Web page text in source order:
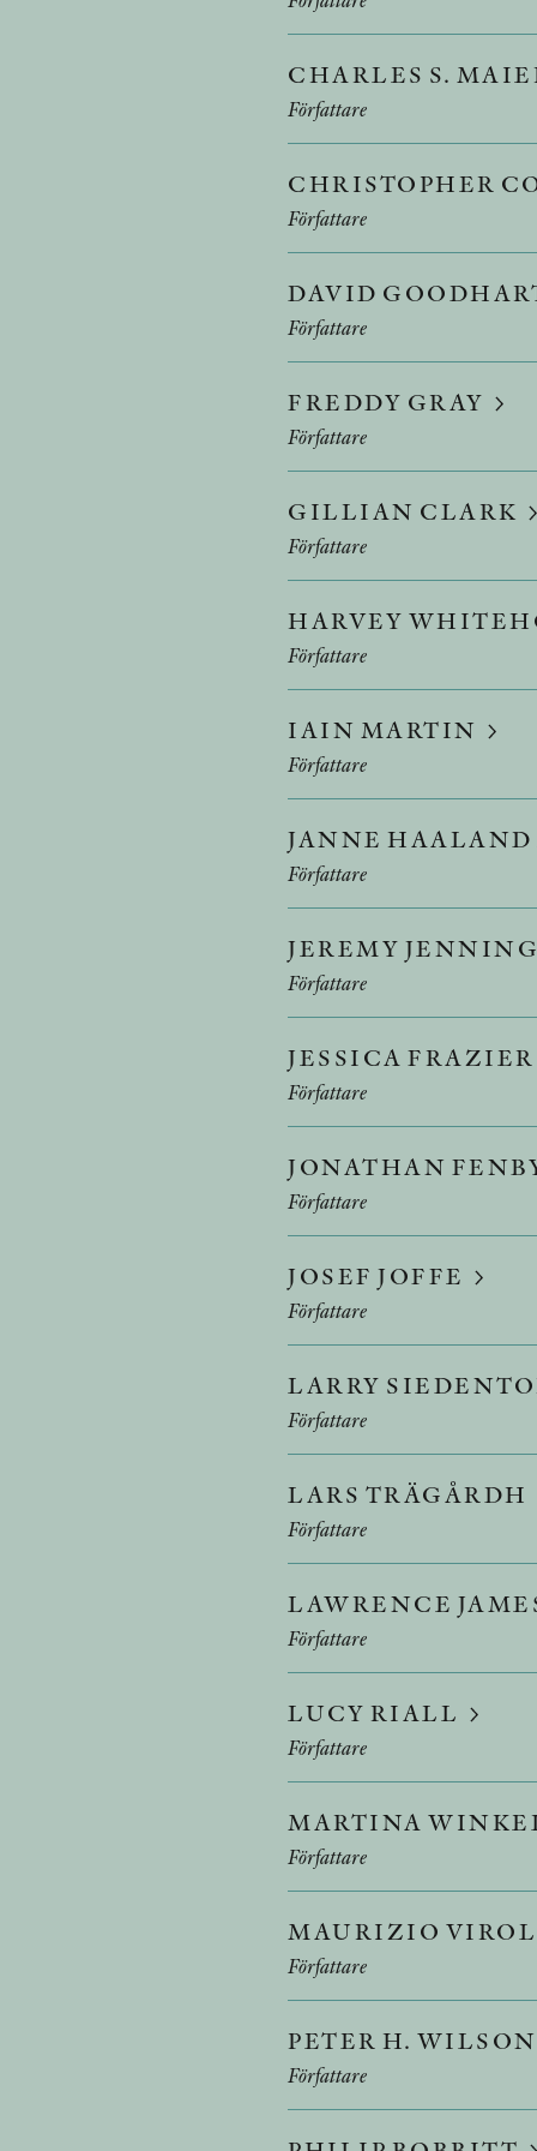
CHARLES S.
Författare
CHRISTOPHER
Författare
DAVID
Författare
FREDDY GRAY
Författare
GILLIAN CLARK
Författare
HARVEY
Författare
IAIN MARTIN
Författare
JANNE HAALAND
Författare
JEREMY
Författare
JESSICA FRAZIER
Författare
JONATHAN
Författare
JOSEF JOFFE
Författare
LARRY
Författare
LARS TRÄGÅRDH
Författare
LAWRENCE
Författare
LUCY RIALL
Författare
MARTINA
Författare
MAURIZIO
Författare
PETER H. WILSON
Författare